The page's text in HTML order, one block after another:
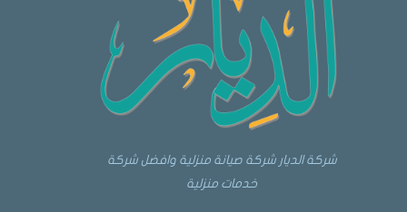
شركة الديار شركة صيانة منزلية وافضل شركة
خدمات منزلية